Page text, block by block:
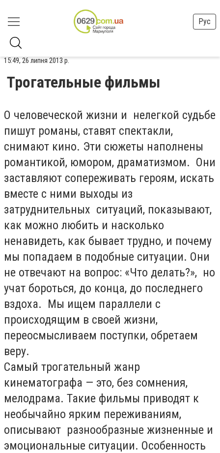
Рус
15:49, 26 липня 2013 р.
Трогательные фильмы
О человеческой жизни и нелегкой судьбе
пишут романы, ставят спектакли,
снимают кино. Эти сюжеты наполнены
романтикой, юмором, драматизмом. Они
заставляют сопереживать героям, искать
вместе с ними выходы из
затруднительных ситуаций, показывают,
как можно любить и насколько
ненавидеть, как бывает трудно, и почему
мы попадаем в подобные ситуации. Они
не отвечают на вопрос: «Что делать?», но
учат бороться, до конца, до последнего
вздоха. Мы ищем параллели с
происходящим в своей жизни,
переосмысливаем поступки, обретаем
веру.
Самый трогательный жанр
кинематографа — это, без сомнения,
мелодрама. Такие фильмы приводят к
необычайно ярким переживаниям,
описывают разнообразные жизненные и
эмоциональные ситуации. Особенность